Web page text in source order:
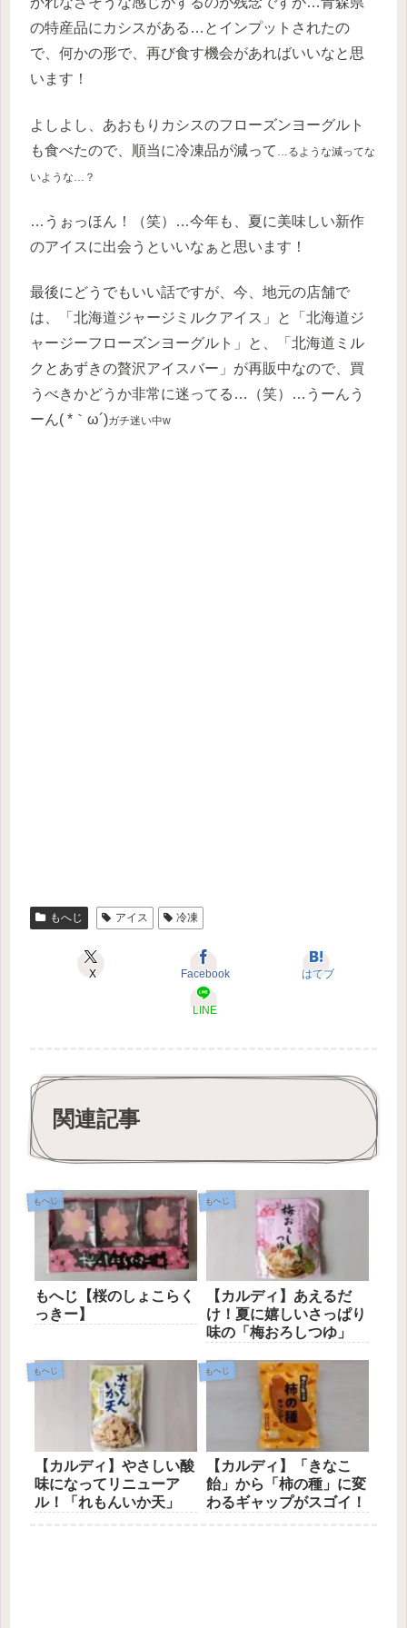
の特産品にカシスがある…とインプットされたの
で、何かの形で、再び食す機会があればいいなと思
います！
よしよし、あおもりカシスのフローズンヨーグルト
も食べたので、順当に冷凍品が減って
…るような減ってな
いような…？
…うぉっほん！（笑）…今年も、夏に美味しい新作
のアイスに出会うといいなぁと思います！
最後にどうでもいい話ですが、今、地元の店舗で
は、「北海道ジャージミルクアイス」と「北海道ジ
ャージーフローズンヨーグルト」と、「北海道ミル
クとあずきの贅沢アイスバー」が再販中なので、買
うべきかどうか非常に迷ってる…（笑）…うーんう
ーん( *｀ω´)ガチ迷い中w
もへじ アイス 冷凍
X Facebook はてブ
LINE
関連記事
もへじ
もへじ【桜のしょこらく
っきー】
もへじ
【カルディ】あえるだ
け！夏に嬉しいさっぱり
味の「梅おろしつゆ」
もへじ
【カルディ】やさしい酸
味になってリニューア
ル！「れもんいか天」
もへじ
【カルディ】「きなこ
飴」から「柿の種」に変
わるギャップがスゴイ！